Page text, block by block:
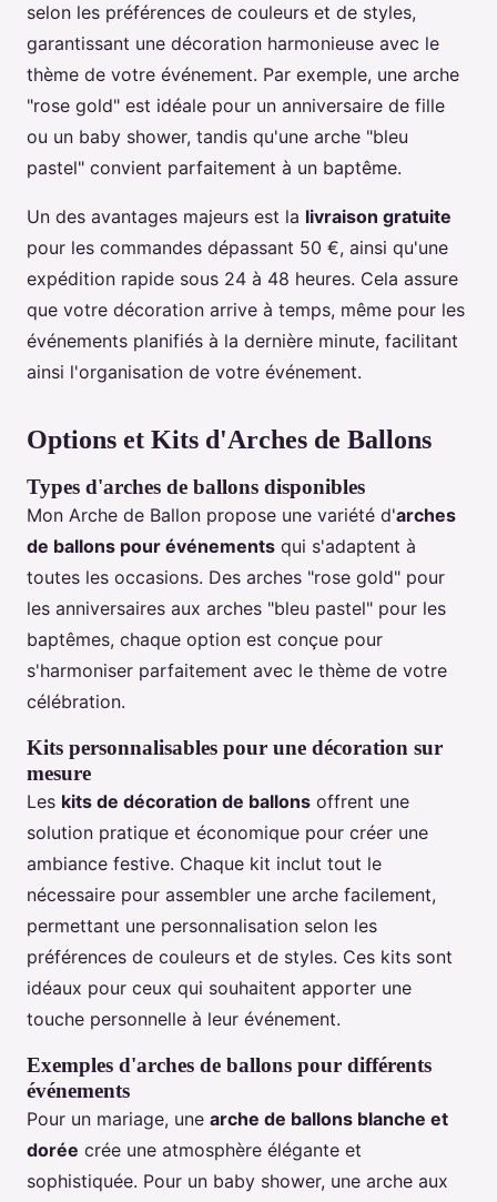
selon les préférences de couleurs et de styles,
garantissant une décoration harmonieuse avec le
thème de votre événement. Par exemple, une arche
"rose gold" est idéale pour un anniversaire de fille
ou un baby shower, tandis qu'une arche "bleu
pastel" convient parfaitement à un baptême.
Un des avantages majeurs est la livraison gratuite
pour les commandes dépassant 50 €, ainsi qu'une
expédition rapide sous 24 à 48 heures. Cela assure
que votre décoration arrive à temps, même pour les
événements planifiés à la dernière minute, facilitant
ainsi l'organisation de votre événement.
Options et Kits d'Arches de Ballons
Types d'arches de ballons disponibles
Mon Arche de Ballon propose une variété d'arches
de ballons pour événements qui s'adaptent à
toutes les occasions. Des arches "rose gold" pour
les anniversaires aux arches "bleu pastel" pour les
baptêmes, chaque option est conçue pour
s'harmoniser parfaitement avec le thème de votre
célébration.
Kits personnalisables pour une décoration sur
mesure
Les kits de décoration de ballons offrent une
solution pratique et économique pour créer une
ambiance festive. Chaque kit inclut tout le
nécessaire pour assembler une arche facilement,
permettant une personnalisation selon les
préférences de couleurs et de styles. Ces kits sont
idéaux pour ceux qui souhaitent apporter une
touche personnelle à leur événement.
Exemples d'arches de ballons pour différents
événements
Pour un mariage, une arche de ballons blanche et
dorée crée une atmosphère élégante et
sophistiquée. Pour un baby shower, une arche aux